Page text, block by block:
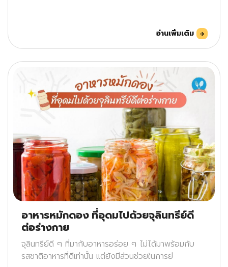
อ่านเพิ่มเติม
อาหารหมักดอง ที่อุดมไปด้วยจุลินทรีย์ดี
ต่อร่างกาย
จุลินทรีย์ดี ๆ ที่มากับอาหารอร่อย ๆ ไม่ได้มาพร้อมกับ
รสชาติอาหารที่ดีเท่านั้น แต่ยังมีส่วนช่วยในการย่